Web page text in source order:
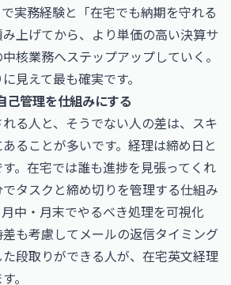
実務経験と「在宅でも納期を守れる
上げてから、より単価の高い決算サ
核業務へステップアップしていく。
見えて最も確実です。
己管理を仕組みにする
る人と、そうでない人の差は、スキ
ることが多いです。経理は締め日と
。在宅では誰も進捗を見張ってくれ
タスクと締め切りを管理する仕組み
中・月末でやるべき処理を可視化
も考慮してメールの返信タイミング
段取りができる人が、在宅英文経理
。